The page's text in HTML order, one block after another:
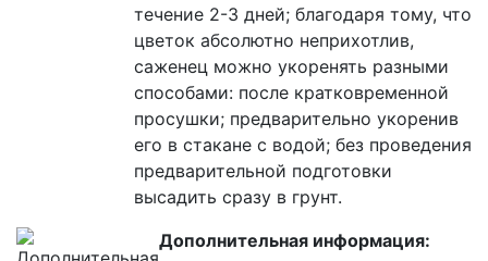
течение 2-3 дней; благодаря тому, что
цветок абсолютно неприхотлив,
саженец можно укоренять разными
способами: после кратковременной
просушки; предварительно укоренив
его в стакане с водой; без проведения
предварительной подготовки
высадить сразу в грунт.
Дополнительная информация: